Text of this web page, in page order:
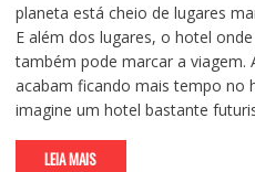
planeta está cheio de lugares
E além dos lugares, o hotel
também pode marcar a viagem.
acabam ficando mais tempo no
imagine um hotel bastante
LEIA MAIS